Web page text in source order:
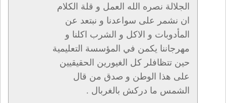
الجلالة نصره الله العمل و قلة الكلام
ان نشمر على سواعدنا و نبتعد عن
المأدوبات و الاكل و الشرب اكلنا و
مهرجاننا يكمن في المؤسسة التعليمية
حين تتظافلر كل الغيورين الحقيقيين
على هذا الوطن و صدق من قال
الشمس ما دركش بالغربال .